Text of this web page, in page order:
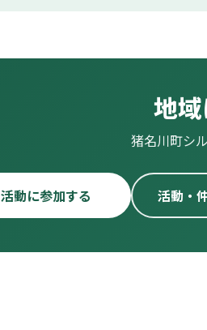
地
猪名川町シ
活動に参加する 活動・